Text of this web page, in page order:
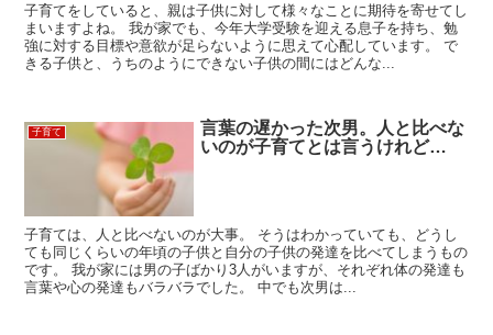
子育てをしていると、親は子供に対して様々なことに期待を寄せてし
まいますよね。 我が家でも、今年大学受験を迎える息子を持ち、勉
強に対する目標や意欲が足らないように思えて心配しています。 で
きる子供と、うちのようにできない子供の間にはどんな...
子育て
言葉の遅かった次男。人と比べな
いのが子育てとは言うけれど…
子育ては、人と比べないのが大事。 そうはわかっていても、どうし
ても同じくらいの年頃の子供と自分の子供の発達を比べてしまうもの
です。 我が家には男の子ばかり3人がいますが、それぞれ体の発達も
言葉や心の発達もバラバラでした。 中でも次男は...